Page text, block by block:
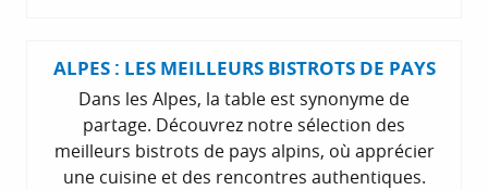
ALPES : LES MEILLEURS BISTROTS DE PAYS
Dans les Alpes, la table est synonyme de
partage. Découvrez notre sélection des
meilleurs bistrots de pays alpins, où apprécier
une cuisine et des rencontres authentiques.